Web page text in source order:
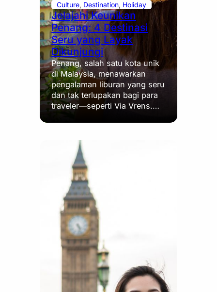
Culture, Destination, Holiday
Jelajahi Keunikan
Penang: 4 Destinasi
Seru yang Layak
Dikunjungi
Penang, salah satu kota unik
di Malaysia, menawarkan
pengalaman liburan yang seru
dan tak terlupakan bagi para
traveler—seperti Via Vrens.…